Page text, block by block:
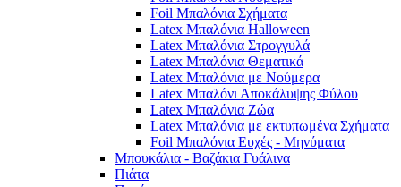
Foil Μπαλόνια Σχήματα
Latex Μπαλόνια Halloween
Latex Μπαλόνια Στρογγυλά
Latex Μπαλόνια Θεματικά
Latex Μπαλόνια με Νούμερα
Latex Μπαλόνι Αποκάλυψης Φύλου
Latex Μπαλόνια Ζώα
Latex Μπαλόνια με εκτυπωμένα Σχήματα
Foil Μπαλόνια Ευχές - Μηνύματα
Μπουκάλια - Βαζάκια Γυάλινα
Πιάτα